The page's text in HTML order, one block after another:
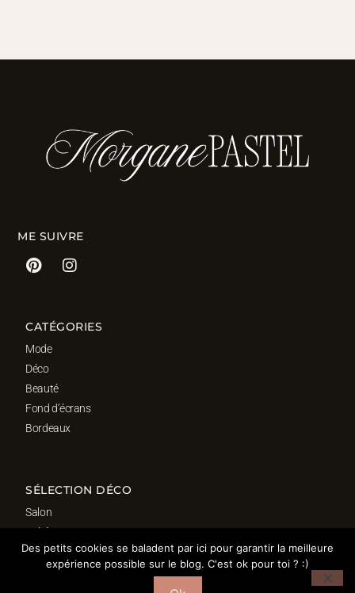
ME SUIVRE
CATÉGORIES
Mode
Déco
Beauté
Fond d’écrans
Bordeaux
SÉLECTION DÉCO
Salon
Cuisine
Salle de bain
Chambre
Des petits cookies se baladent par ici pour garantir la meilleure
expérience possible sur le blog. C'est ok pour toi ? :)